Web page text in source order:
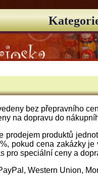
bez přepravního
na dopravu do
prodejem produktů
pokud cena zakázky
pro speciální ceny a
Western Union,